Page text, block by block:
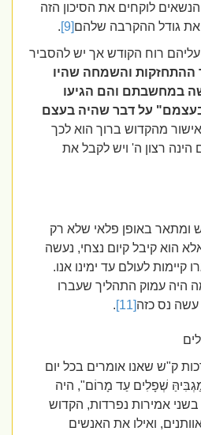
לוקחים את הסיכון הזה
גודל ההקרבה שלהם[9]
.
רוח הקודש אך יש להסביר
והשמחה שהיו
במחשבתם והם הגיעו
על דבר שהיה בעצם
מהקדוש ברוך הוא לכך
רצון ה' ויש לקבל את
באופן פלאי שלא רק
הוא קיבל קיום נצחי, נעשה
לעולם עד ימינו אנו.
היה עמוק התהליך שעברו
נס כזה[11]
.
ק"ש שאנו אומרים בכל יום
שְׁפָלִים עַד מָרוֹם", היה
אמירות נפרדות, הקדוש
ואילו את האנשים